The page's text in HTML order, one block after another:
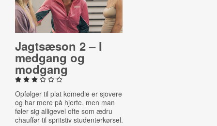
Jagtsæson 2 – I
medgang og
modgang
Opfølger til plat komedie er sjovere
og har mere på hjerte, men man
føler sig alligevel ofte som ædru
chauffør til spritstiv studenterkørsel.